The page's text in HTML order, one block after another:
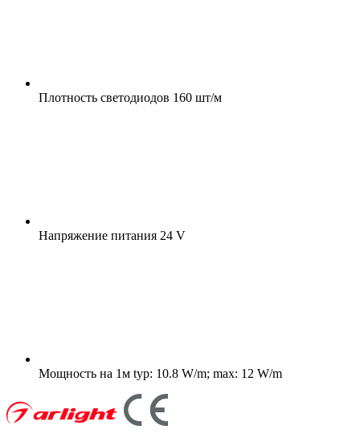
Плотность светодиодов 160 шт/м
Напряжение питания 24 V
Мощность на 1м typ: 10.8 W/m; max: 12 W/m